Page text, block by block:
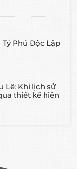
Tỷ Phú Độc Lập
Lê: Khi lịch sử
thiết kế hiện